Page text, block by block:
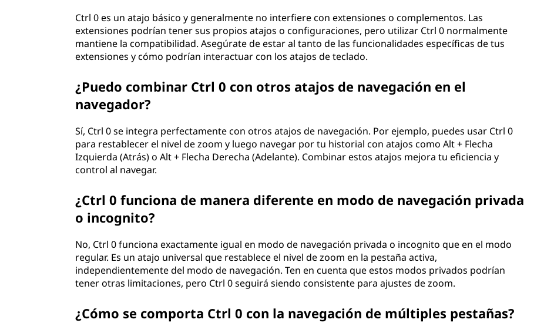
Ctrl 0 es un atajo básico y generalmente no interfiere con extensiones o complementos. Las
extensiones podrían tener sus propios atajos o configuraciones, pero utilizar Ctrl 0 normalmente
mantiene la compatibilidad. Asegúrate de estar al tanto de las funcionalidades específicas de tus
extensiones y cómo podrían interactuar con los atajos de teclado.
¿Puedo combinar Ctrl 0 con otros atajos de navegación en el
navegador?
Sí, Ctrl 0 se integra perfectamente con otros atajos de navegación. Por ejemplo, puedes usar Ctrl 0
para restablecer el nivel de zoom y luego navegar por tu historial con atajos como Alt + Flecha
Izquierda (Atrás) o Alt + Flecha Derecha (Adelante). Combinar estos atajos mejora tu eficiencia y
control al navegar.
¿Ctrl 0 funciona de manera diferente en modo de navegación privada
o incognito?
No, Ctrl 0 funciona exactamente igual en modo de navegación privada o incognito que en el modo
regular. Es un atajo universal que restablece el nivel de zoom en la pestaña activa,
independientemente del modo de navegación. Ten en cuenta que estos modos privados podrían
tener otras limitaciones, pero Ctrl 0 seguirá siendo consistente para ajustes de zoom.
¿Cómo se comporta Ctrl 0 con la navegación de múltiples pestañas?